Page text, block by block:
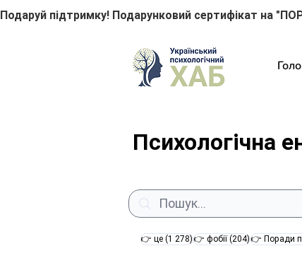
Подаруй підтримку! Подарунковий сертифікат на
Психологічна
👉 це (1 278)1 278 постів
👉 фобії (204)204 пости
👉 Поради